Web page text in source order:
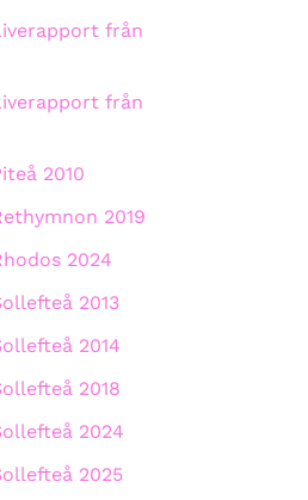
från
från
2010
2019
2024
2013
2014
2018
2024
2025